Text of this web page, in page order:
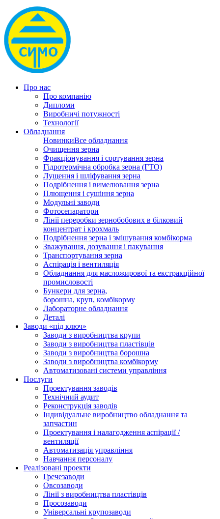
Про нас
Про компанію
Дипломи
Виробничі потужності
Технології
Обладнання
НовинкиВсе обладнання
Очищення зерна
Фракціонування і сортування зерна
Гідротермічна обробка зерна (ГТО)
Лущення і шліфування зерна
Подрібнення і вимелювання зерна
Плющення і сушіння зерна
Модульні заводи
Фотосепаратори
Лінії переробки зернобобових в білковий
концентрат і крохмаль
Подрібнення зерна і змішування комбікорма
Зважування, дозування і пакування
Транспортування зерна
Аспірація і вентиляція
Обладнання для масложирової та екстракційної
промисловості
Бункери для зерна,
борошна, круп, комбікорму
Лабораторне обладнання
Деталі
Заводи «під ключ»
Заводи з виробництва крупи
Заводи з виробництва пластівців
Заводи з виробництва борошна
Заводи з виробництва комбікорму
Автоматизовані системи управління
Послуги
Проектування заводів
Технічний аудит
Реконструкція заводів
Індивідуальне виробництво обладнання та
запчастин
Проектування і налагодження аспірації /
вентиляції
Автоматизація управління
Навчання персоналу
Реалізовані проекти
Гречезаводи
Овсозаводи
Лінії з виробництва пластівців
Просозаводи
Універсальні крупозаводи